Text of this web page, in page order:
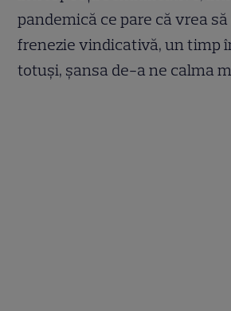
pandemică ce pare că vrea
frenezie vindicativă, un timp
totuși, șansa de-a ne calma